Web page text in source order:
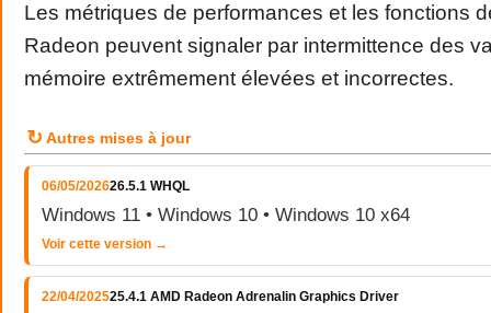
Les métriques de performances et les fonctions
Radeon peuvent signaler par intermittence des
mémoire extrêmement élevées et incorrectes.
↻ Autres mises à jour
06/05/202626.5.1 WHQL
Windows 11 • Windows 10 • Windows 10 x64
Voir cette version →
22/04/202525.4.1 AMD Radeon Adrenalin Graphics Driver